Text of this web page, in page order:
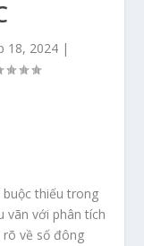
18, 2024|
thiếu trong
vãn với phân tích
rõ về số đông